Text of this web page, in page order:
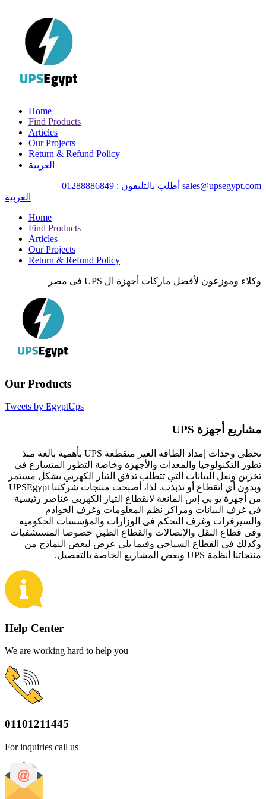
Home
Find Products
Articles
Our Projects
Return & Refund Policy
العربية
sales@upsegypt.com أطلب بالتليفون : 01288886849
العربية
Home
Find Products
Articles
Our Projects
Return & Refund Policy
وكلاء وموزعون لأفضل ماركات أجهزة ال UPS فى مصر
Our Products
Tweets by EgyptUps
مشاريع أجهزة UPS
تحظى وحدات إمداد الطاقة الغير منقطعة UPS بأهمية بالغة منذ
تطور التكنولوجيا والمعدات والأجهزة وخاصة التطور المتسارع في
تخزين ونقل البيانات التي تتطلب تدفق التيار الكهربي بشكل مستمر
وبدون أي انقطاع أو تذبذب. لذا، أصبحت منتجات شركتنا UPSEgypt
من أجهزة يو بي إس المانعة لانقطاع التيار الكهربي عناصر رئيسية
في غرف البيانات ومراكز نظم المعلومات وغرف الخوادم
والسيرفرات وغرف التحكم فى الوزارات والمؤسسات الحكوميه
وفى قطاع النقل والإتصالات والقطاع الطبي خصوصا المستشفيات
وكذلك فى القطاع السياحي وفيما يلي عرض لبعض النماذج من
منتجاتنا أنظمة UPS وبعض المشاريع الخاصة بالتفصيل.
Help Center
We are working hard to help you
01101211445
For inquiries call us